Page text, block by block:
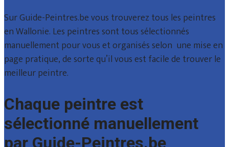
Sur Guide-Peintres.be vous trouverez tous les peintres
en Wallonie. Les peintres sont tous sélectionnés
manuellement pour vous et organisés selon une mise en
page pratique, de sorte qu’il vous est facile de trouver le
meilleur peintre.
Chaque peintre est
sélectionné manuellement
par Guide-Peintres.be